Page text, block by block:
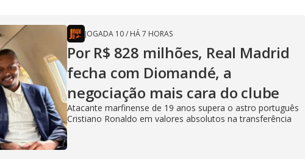
JOGADA 10/ HÁ 7 HORAS
Por R$ 828 milhões, Real Madrid
fecha com Diomandé, a
negociação mais cara do clube
Atacante marfinense de 19 anos supera o astro português
Cristiano Ronaldo em valores absolutos na transferência